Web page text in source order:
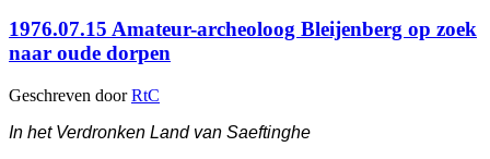
1976.07.15 Amateur-archeoloog Bleijenberg op zoek
naar oude dorpen
Geschreven doorRtC
In het Verdronken Land van Saeftinghe